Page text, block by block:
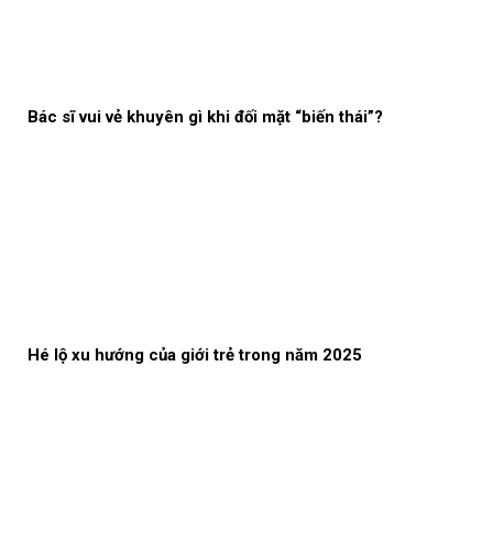
Bác sĩ vui vẻ khuyên gì khi đối mặt “biến thái”?
Hé lộ xu hướng của giới trẻ trong năm 2025